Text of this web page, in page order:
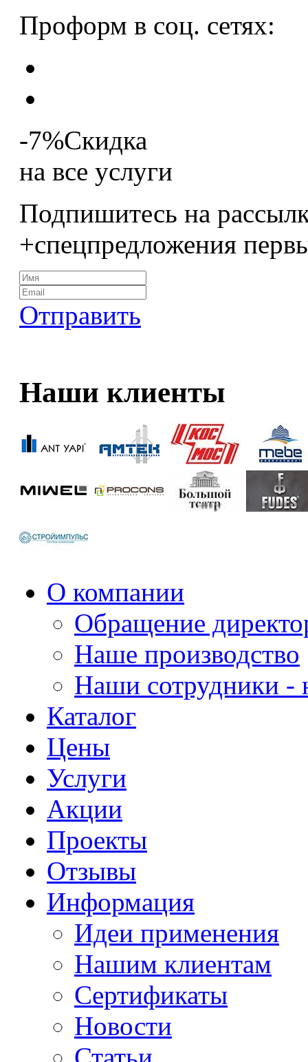
Проформ в соц. сетях:
-7%Скидка
на все услуги
Подпишитесь на
+спецпредложения
Отправить
Наши клиенты
О компании
Обращение
Наше производство
Наши сотрудники -
Каталог
Цены
Услуги
Акции
Проекты
Отзывы
Информация
Идеи применения
Нашим клиентам
Сертификаты
Новости